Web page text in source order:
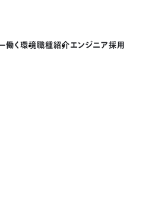
働く環境職種紹介エンジニア採用